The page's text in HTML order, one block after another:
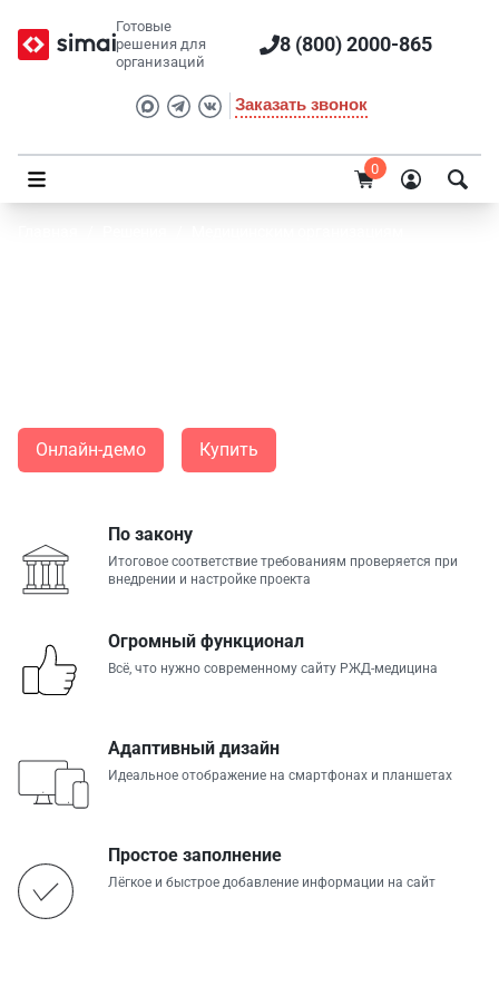
Готовые
решения для
организаций
8 (800) 2000-865
Заказать звонок
0
Онлайн-демо Купить
По закону
Итоговое соответствие требованиям проверяется при
внедрении и настройке проекта
Огромный функционал
Всё, что нужно современному сайту РЖД-медицина
Адаптивный дизайн
Идеальное отображение на смартфонах и планшетах
Простое заполнение
Лёгкое и быстрое добавление информации на сайт